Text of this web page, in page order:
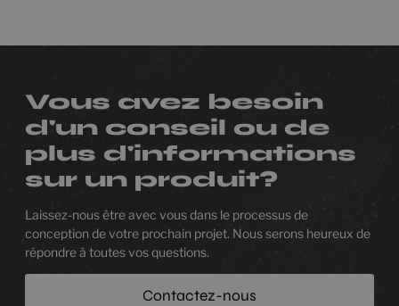
Vous avez besoin
d'un conseil ou de
plus d'informations
sur un produit?
Laissez-nous être avec vous dans le processus de
conception de votre prochain projet. Nous serons heureux de
répondre à toutes vos questions.
Contactez-nous